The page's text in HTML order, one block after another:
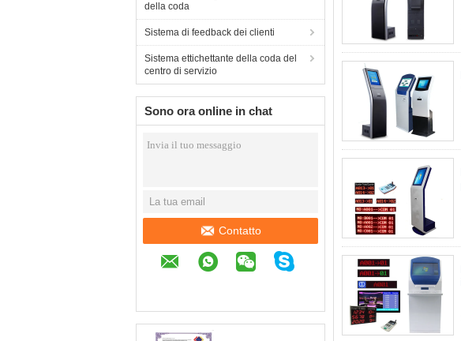
della coda
Sistema di feedback dei clienti
Sistema ettichettante della coda del
centro di servizio
Sono ora online in chat
Contatto